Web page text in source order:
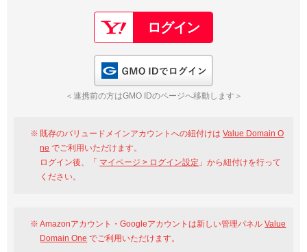
Google
GMO ID Amazon
※AmazonはValue Domain Oneのログイン画面へ遷移します
以下でも登録可能
Google Yahoo!
GMO ID
＜連携前の方はGMO IDのページへ移動します＞
既存のバリュードメインアカウントへの紐付けはValue Domain O
ne でご利用いただけます。
ログイン後、「 マイページ > ログイン設定 」から紐付けを行って
ください。
Amazonアカウント・Googleアカウントは新しい管理パネルValue
Domain One でご利用いただけます。